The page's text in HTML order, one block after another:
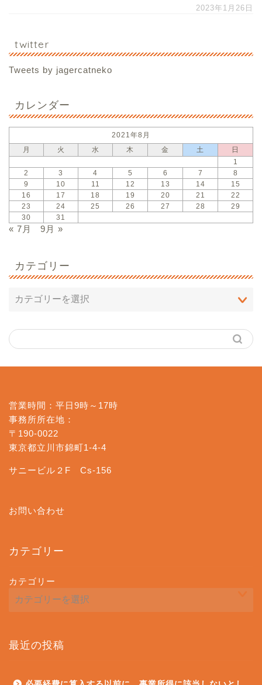
2023年1月26日
twitter
Tweets by jagercatneko
カレンダー
2021年8月
月
火 水 木 金 土
日
1
2
3 4 5 6 7
8
9
10 11 12 13 14
15
16
17 18 19 20 21
22
23
24 25 26 27 28
29
30
31
« 7月 9月 »
カテゴリー
営業時間：平日9時～17時
事務所所在地：
〒190-0022
東京都立川市錦町1-4-4
サニービル２F Cs-156
お問い合わせ
カテゴリー
カテゴリー
最近の投稿